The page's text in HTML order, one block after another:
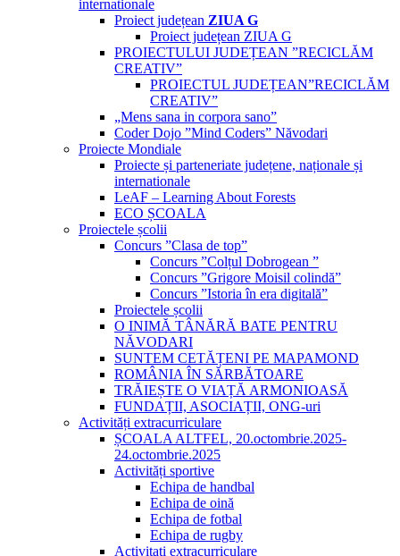
internationale
Proiect județean ZIUA G
Proiect județean ZIUA G
PROIECTULUI JUDEȚEAN ”RECICLĂM
CREATIV”
PROIECTUL JUDEȚEAN”RECICLĂM
CREATIV”
„Mens sana in corpora sano”
Coder Dojo ”Mind Coders” Năvodari
Proiecte Mondiale
Proiecte și parteneriate județene, naționale și
internationale
LeAF – Learning About Forests
ECO ȘCOALA
Proiectele școlii
Concurs ”Clasa de top”
Concurs ”Colțul Dobrogean ”
Concurs ”Grigore Moisil colindă”
Concurs ”Istoria în era digitală”
Proiectele școlii
O INIMĂ TÂNĂRĂ BATE PENTRU
NĂVODARI
SUNTEM CETĂȚENI PE MAPAMOND
ROMÂNIA ÎN SĂRBĂTOARE
TRĂIEȘTE O VIAȚĂ ARMONIOASĂ
FUNDAȚII, ASOCIAȚII, ONG-uri
Activități extracurriculare
ȘCOALA ALTFEL, 20.octombrie.2025-
24.octombrie.2025
Activități sportive
Echipa de handbal
Echipa de oină
Echipa de fotbal
Echipa de rugby
Activitati extracurriculare